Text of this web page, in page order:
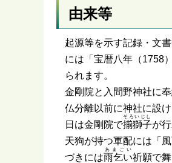
由来等
起源等を示す記録・文
には「宝暦八年（1758
られます。
金剛院と入間野神社に
仏分離以前に神社に設
日は金剛院で揃獅子
そろいじし
が
天狗が持つ軍配には「
づきには雨乞い
あまごい
祈願で